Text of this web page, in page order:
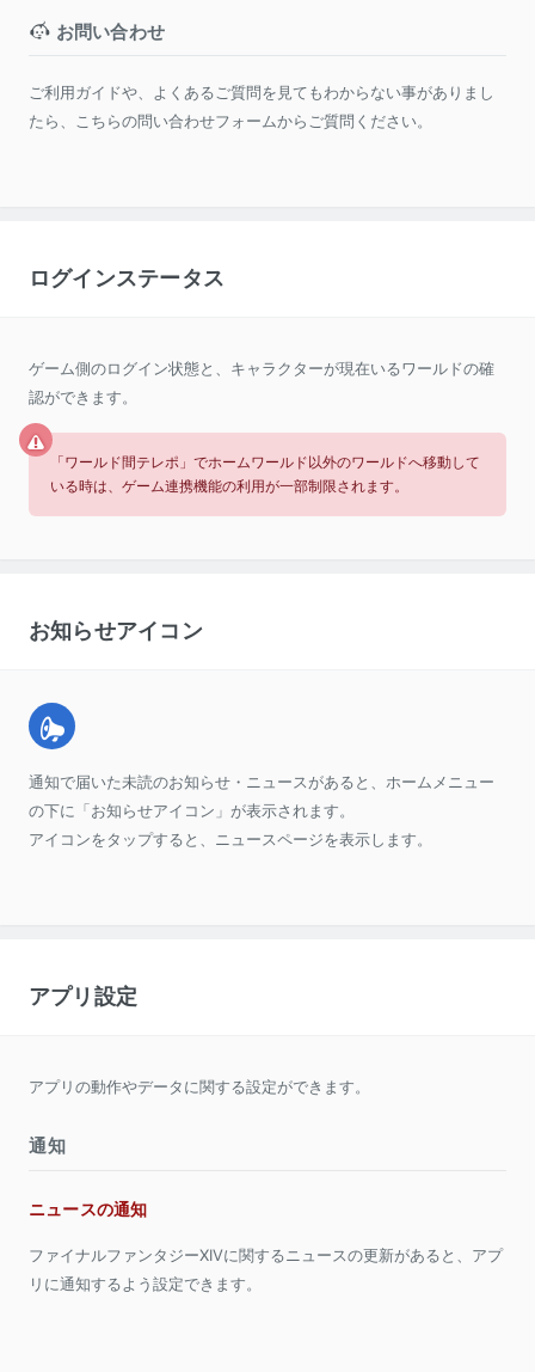
お問い合わせ
ご利用ガイドや、よくあるご質問を見てもわからない事がありまし
たら、こちらの問い合わせフォームからご質問ください。
ログインステータス
ゲーム側のログイン状態と、キャラクターが現在いるワールドの確
認ができます。
「ワールド間テレポ」でホームワールド以外のワールドへ移動して
いる時は、ゲーム連携機能の利用が一部制限されます。
お知らせアイコン
通知で届いた未読のお知らせ・ニュースがあると、ホームメニュー
の下に「お知らせアイコン」が表示されます。
アイコンをタップすると、ニュースページを表示します。
アプリ設定
アプリの動作やデータに関する設定ができます。
通知
ニュースの通知
ファイナルファンタジーXIVに関するニュースの更新があると、アプ
リに通知するよう設定できます。